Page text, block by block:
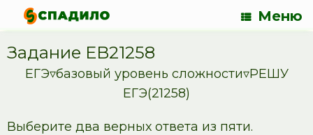
Меню
Задание EB21258
ЕГЭ▿базовый уровень сложности▿РЕШУ
ЕГЭ(21258)
Выберите два верных ответа из пяти.